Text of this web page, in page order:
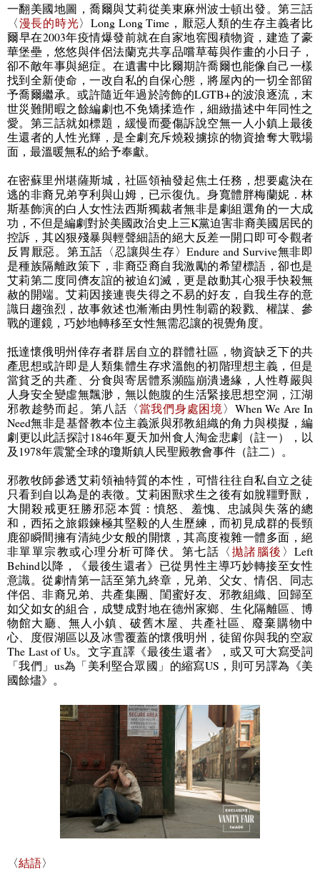
一翻美國地圖，喬爾與艾莉從美東麻州波士頓出發。第三話
〈漫長的時光〉Long Long Time ，厭惡人類的生存主義者比
爾早在2003年疫情爆發前就在自家地窖囤積物資，建造了豪
華堡壘，悠悠與伴侶法蘭克共享品嚐草莓與作畫的小日子，
卻不敵年事與絕症。在遺書中比爾期許喬爾也能像自己一樣
找到全新使命，一改自私的自保心態，將屋內的一切全部留
予喬爾繼承。或許隨近年過於誇飾的LGTB+的波浪逐流，末
世災難閒暇之餘編劇也不免矯揉造作，細緻描述中年同性之
愛。第三話就如標題，緩慢而憂傷訴說空無一人小鎮上最後
生還者的人性光輝，是全劇充斥燒殺擄掠的物資搶奪大戰場
面，最溫暖無私的給予奉獻。
在密蘇里州堪薩斯城，社區領袖發起焦土任務，想要處決在
逃的非裔兄弟亨利與山姆，已示復仇。身寬體胖梅蘭妮．林
斯基飾演的白人女性法西斯獨裁者無非是劇組選角的一大成
功，不但是編劇對於美國政治史上三K黨迫害非裔美國居民的
控訴，其凶狠殘暴與輕聲細語的絕大反差一開口即可令觀者
反胃厭惡。第五話〈忍讓與生存〉Endure and Survive無非即
是種族隔離政策下，非裔亞裔自我激勵的希望標語，卻也是
艾莉第二度同儕友誼的被迫幻滅，更是啟動其心狠手快殺無
赦的開端。艾莉因接連喪失得之不易的好友，自我生存的意
識日趨強烈， 故事敘述也漸漸由男性制霸的殺戮、權謀、參
戰的運鏡，巧妙地轉移至女性無需忍讓的視覺角度。
抵達懷俄明州倖存者群居自立的群體社區，物資缺乏下的共
產思想或許即是人類集體生存求溫飽的初階理想主義，但是
當貧乏的共產、分食與寄居體系瀕臨崩潰邊緣，人性尊嚴與
人身安全變虛無飄渺，無以飽腹的生活緊接思想空洞，江湖
邪教趁勢而起。第八話〈當我們身處困境〉 When We Are In
Need無非是基督教本位主義派與邪教組織的角力與模擬，編
劇更以此話探討1846年夏天加州食人淘金悲劇（註一），以
及 1978年震驚全球的瓊斯鎮人民聖殿教會事件（註二）。
邪教牧師參透艾莉領袖特質的本性，可惜往往自私自立之徒
只看到自以為是的表徵。艾莉困獸求生之後有如脫韁野獸，
大開殺戒更狂勝邪惡本質：憤怒、羞愧、忠誠與失落的總
和，西拓之旅鍛鍊極其堅毅的人生歷練，而初見成群的長頸
鹿卻瞬間擁有清純少女般的開懷，其高度複雜一體多面，絕
非單單宗教或心理分析可降伏。第七話〈拋諸腦後 〉Left
Behind以降，《最後生還者》已從男性主導巧妙轉接至女性
意識。從劇情第一話至第九終章，兄弟、父女、情侶、同志
伴侶、非裔兄弟、共產集團、閨蜜好友、邪教組織、回歸至
如父如女的組合，成雙成對地在德州家鄉、生化隔離區、博
物館大廳、無人小鎮、破舊木屋、共產社區、廢棄購物中
心、度假湖區以及冰雪覆蓋的懷俄明州，徒留你與我的空寂
The Last of Us。文字直譯《最後生還者》，或又可大寫受詞
「我們」 us為「美利堅合眾國」的縮寫US ，則可另譯為《美
國餘燼》。
〈結語〉